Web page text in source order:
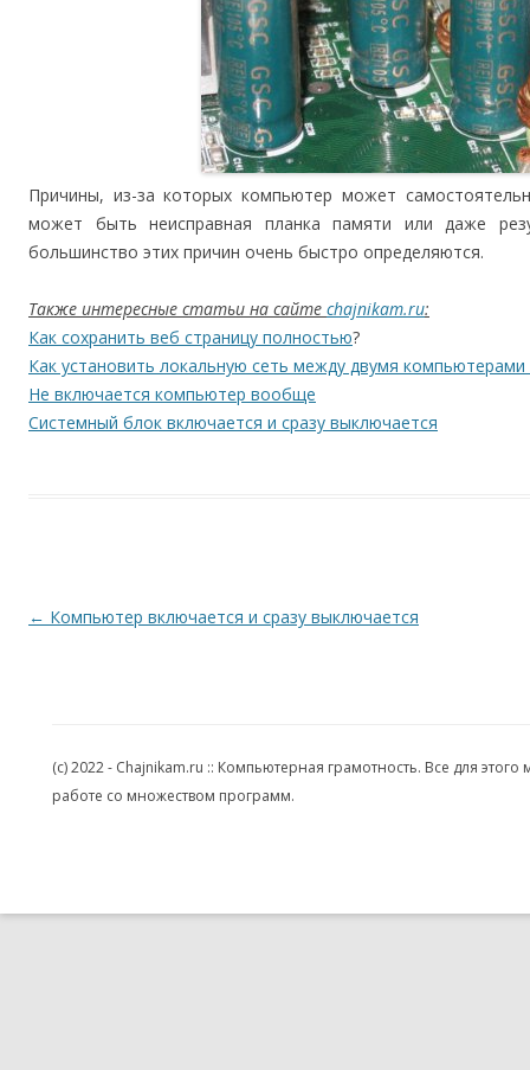
Причины, из-за которых компьютер может
может быть неисправная планка памяти или даже
большинство этих причин очень быстро определяются.
Также интересные статьи на сайте chajnikam.ru:
Как сохранить веб страницу полностью?
Как установить локальную сеть между двумя
Не включается компьютер вообще
Системный блок включается и сразу выключается
Навигация по записям
← Компьютер включается и сразу выключается
(c) 2022 - Chajnikam.ru :: Компьютерная грамотность. Все для
работе со множеством программ.